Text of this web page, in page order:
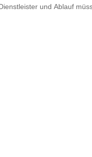
und Ablauf
der Tag gut organisiert